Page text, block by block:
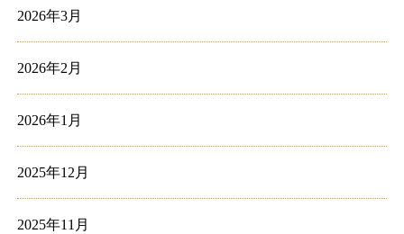
2026年3月
2026年2月
2026年1月
2025年12月
2025年11月